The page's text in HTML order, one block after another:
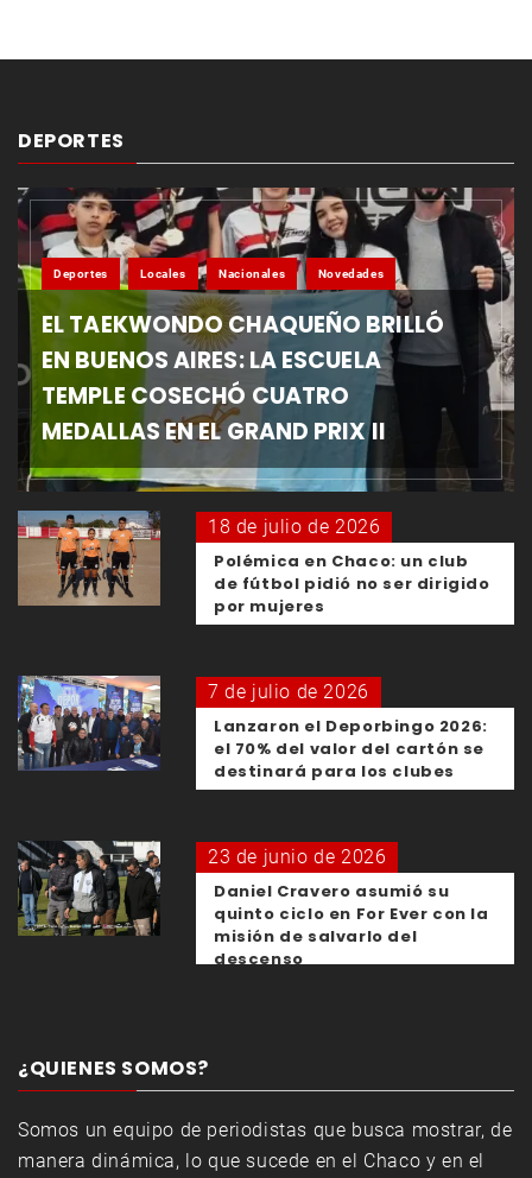
DEPORTES
Deportes Locales Nacionales Novedades
EL TAEKWONDO CHAQUEÑO BRILLÓ
EN BUENOS AIRES: LA ESCUELA
TEMPLE COSECHÓ CUATRO
MEDALLAS EN EL GRAND PRIX II
18 de julio de 2026
Polémica en Chaco: un club
de fútbol pidió no ser dirigido
por mujeres
7 de julio de 2026
Lanzaron el Deporbingo 2026:
el 70% del valor del cartón se
destinará para los clubes
23 de junio de 2026
Daniel Cravero asumió su
quinto ciclo en For Ever con la
misión de salvarlo del
descenso
¿QUIENES SOMOS?
Somos un equipo de periodistas que busca mostrar, de
manera dinámica, lo que sucede en el Chaco y en el